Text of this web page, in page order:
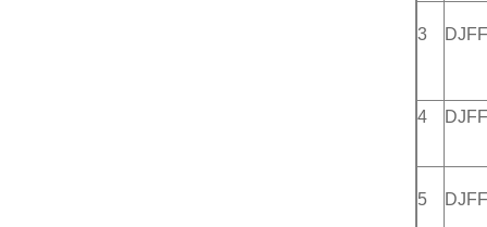
3
4
5